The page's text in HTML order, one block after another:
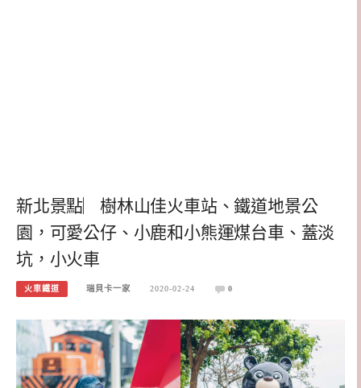
新北景點︳樹林山佳火車站、鐵道地景公
園，可愛公仔、小鹿和小熊運煤台車、蓋淡
坑，小火車
火車鐵道 瑞貝卡一家 2020-02-24 0